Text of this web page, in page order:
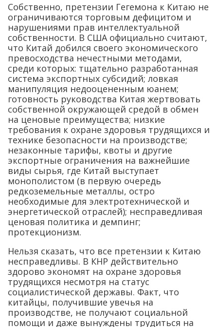
Собственно, претензии Гегемона к Китаю не
ограничиваются торговым дефицитом и
нарушениями прав интеллектуальной
собственности. В США официально считают,
что Китай добился своего экономического
превосходства нечестными методами,
среди которых: тщательно разработанная
система экспортных субсидий; ловкая
манипуляция недооцененным юанем;
готовность руководства Китая жертвовать
собственной окружающей средой в обмен
на ценовые преимущества; низкие
требования к охране здоровья трудящихся и
технике безопасности на производстве;
незаконные тарифы, квоты и другие
экспортные ограничения на важнейшие
виды сырья, где Китай выступает
монополистом (в первую очередь
редкоземельные металлы, остро
необходимые для электротехнической и
энергетической отраслей); несправедливая
ценовая политика и демпинг;
протекционизм.
Нельзя сказать, что все претензии к Китаю
несправедливы. В КНР действительно
здорово экономят на охране здоровья
трудящихся несмотря на статус
социалистической державы. Факт, что
китайцы, получившие увечья на
производстве, не получают социальной
помощи и даже вынуждены трудиться на